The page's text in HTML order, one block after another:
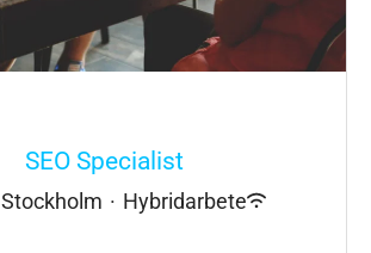
SEO Specialist
Stockholm · Hybridarbete